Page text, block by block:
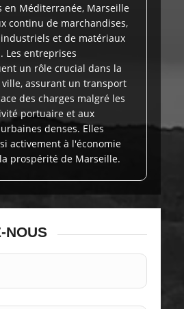
en Méditerranée, Marseille
continu de marchandises,
et de matériaux
Les entreprises
un rôle crucial dans la
assurant un transport
des charges malgré les
portuaire et aux
denses. Elles
activement à l'économie
prospérité de Marseille.
NOUS